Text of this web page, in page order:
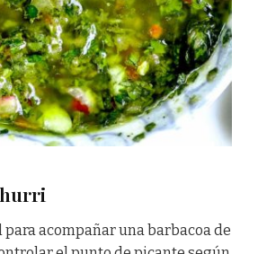
para acompañar una barbacoa de